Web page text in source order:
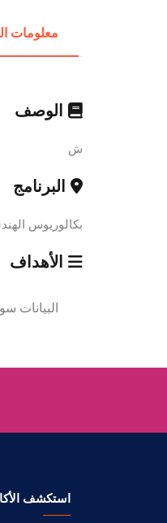
معلومات
الوصف
ش
البرنامج
بكالوريوس
الأهداف
البيانات
استكشف